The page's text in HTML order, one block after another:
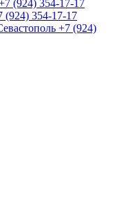
(924) 354-17-17
(924) 354-17-17
+7 (924)